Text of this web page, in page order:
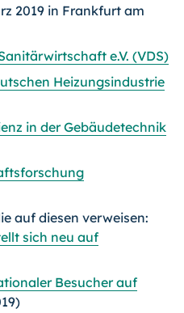
2019 in Frankfurt am
e.V. (VDS)
Heizungsindustrie
in der Gebäudetechnik
auf diesen verweisen:
sich neu auf
Besucher auf